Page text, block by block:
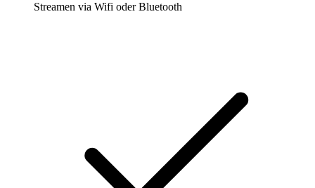
Streamen via Wifi oder Bluetooth